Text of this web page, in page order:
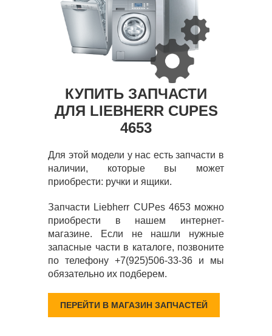
КУПИТЬ ЗАПЧАСТИ
ДЛЯ LIEBHERR CUPES
4653
Для этой модели у нас есть запчасти в
наличии, которые вы может
приобрести: ручки и ящики.
Запчасти Liebherr CUPes 4653 можно
приобрести в нашем интернет-
магазине. Если не нашли нужные
запасные части в каталоге, позвоните
по телефону +7(925)506-33-36 и мы
обязательно их подберем.
ПЕРЕЙТИ В МАГАЗИН ЗАПЧАСТЕЙ